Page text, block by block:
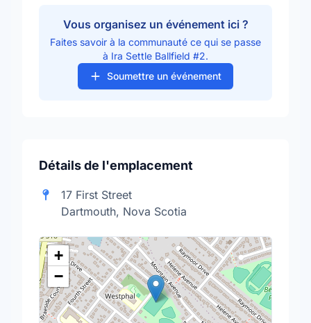
Vous organisez un événement ici ?
Faites savoir à la communauté ce qui se passe
à Ira Settle Ballfield #2.
Soumettre un événement
Détails de l'emplacement
17 First Street
Dartmouth, Nova Scotia
+
−